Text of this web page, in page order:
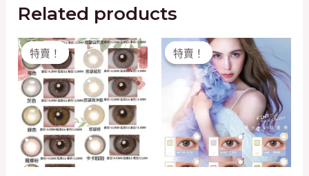
Related products
特賣！
特賣！
Original
price
was:
$200.00.
Current
price
is:
$168.00.
特賣！
特賣！
Original
price
was:
$158.00.
Current
price
is:
$100.00.